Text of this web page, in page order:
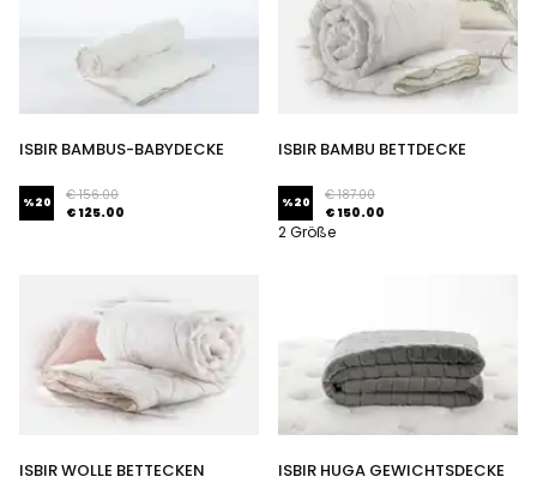
ISBIR BAMBUS-BABYDECKE
%20
€ 156.00
€ 125.00
ISBIR BAMBU BETTDECKE
%20
€ 187.00
€ 150.00
2 Größe
ISBIR WOLLE BETTECKEN ISBIR HUGA GEWICHTSDECKE